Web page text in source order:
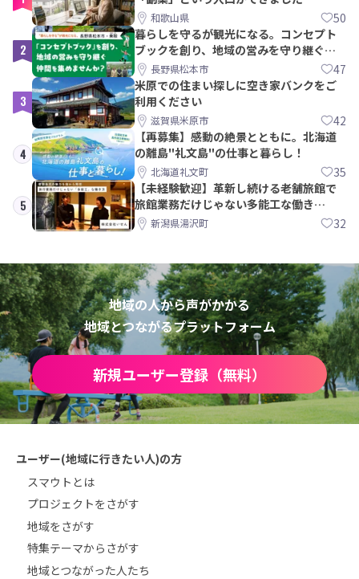
和歌山県 50
2
暮らしを守るが観光になる。コンセプト
ブックを創り、地域の営みを守り継ぐ仲
間を集めませんか？
長野県松本市 47
3
米原での住まい探しに空き家バンクをご
利用ください
滋賀県米原市 42
4
【再募集】感動の絶景とともに。北海道
の離島"礼文島"の仕事と暮らし！
北海道礼文町 35
5
【未経験歓迎】革新し続ける老舗旅館で
旅館業務だけじゃない多能工な働き
方。 株式会社いせん
新潟県湯沢町 32
地域の人から声がかかる
地域とつながるプラットフォーム
新規ユーザー登録（無料）
ユーザー(地域に行きたい人)の方
スマウトとは
プロジェクトをさがす
地域をさがす
特集テーマからさがす
地域とつながった人たち